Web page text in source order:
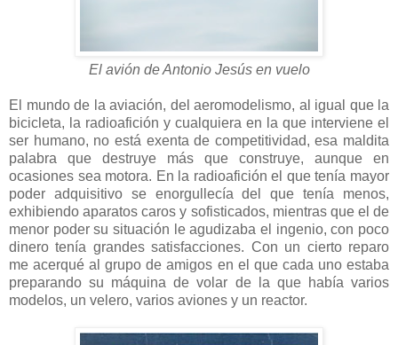
El avión de Antonio Jesús en vuelo
El mundo de la aviación, del aeromodelismo, al igual que la
bicicleta, la radioafición y cualquiera en la que interviene el
ser humano, no está exenta de competitividad, esa maldita
palabra que destruye más que construye, aunque en
ocasiones sea motora. En la radioafición el que tenía mayor
poder adquisitivo se enorgullecía del que tenía menos,
exhibiendo aparatos caros y sofisticados, mientras que el de
menor poder su situación le agudizaba el ingenio, con poco
dinero tenía grandes satisfacciones. Con un cierto reparo
me acerqué al grupo de amigos en el que cada uno estaba
preparando su máquina de volar de la que había varios
modelos, un velero, varios aviones y un reactor.